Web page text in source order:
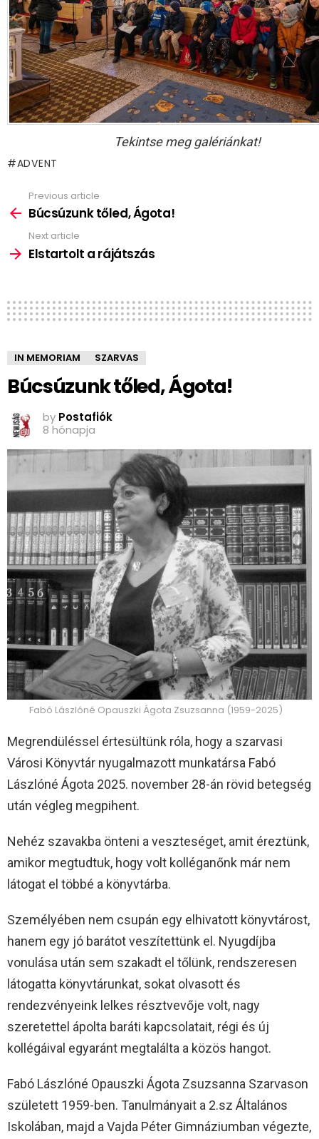
Tekintse meg galériánkat!
ADVENT
more
Previous article
Búcsúzunk tőled, Ágota!
Next article
Elstartolt a rájátszás
IN MEMORIAM SZARVAS
Búcsúzunk tőled, Ágota!
by Postafiók
8 hónapja
Fabó Lászlóné Opauszki Ágota Zsuzsanna (1959-2025)
Megrendüléssel értesültünk róla, hogy a szarvasi
Városi Könyvtár nyugalmazott munkatársa Fabó
Lászlóné Ágota 2025. november 28-án rövid betegség
után végleg megpihent.
Nehéz szavakba önteni a veszteséget, amit éreztünk,
amikor megtudtuk, hogy volt kolléganőnk már nem
látogat el többé a könyvtárba.
Személyében nem csupán egy elhivatott könyvtárost,
hanem egy jó barátot veszítettünk el. Nyugdíjba
vonulása után sem szakadt el tőlünk, rendszeresen
látogatta könyvtárunkat, sokat olvasott és
rendezvényeink lelkes résztvevője volt, nagy
szeretettel ápolta baráti kapcsolatait, régi és új
kollégáival egyaránt megtalálta a közös hangot.
Fabó Lászlóné Opauszki Ágota Zsuzsanna Szarvason
született 1959-ben. Tanulmányait a 2.sz Általános
Iskolában, majd a Vajda Péter Gimnáziumban végezte,